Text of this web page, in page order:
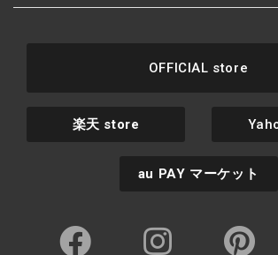
OFFICIAL store
楽天 store
au PAY マーケット